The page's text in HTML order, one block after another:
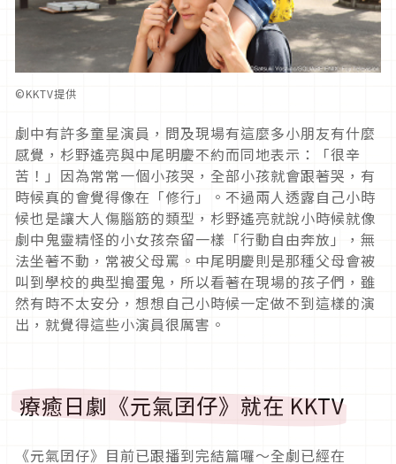
©︎KKTV提供
劇中有許多童星演員，問及現場有這麼多小朋友有什麼
感覺，杉野遙亮與中尾明慶不約而同地表示：「很辛
苦！」因為常常一個小孩哭，全部小孩就會跟著哭，有
時候真的會覺得像在「修行」。不過兩人透露自己小時
候也是讓大人傷腦筋的類型，杉野遙亮就說小時候就像
劇中鬼靈精怪的小女孩奈留一樣「行動自由奔放」，無
法坐著不動，常被父母罵。中尾明慶則是那種父母會被
叫到學校的典型搗蛋鬼，所以看著在現場的孩子們，雖
然有時不太安分，想想自己小時候一定做不到這樣的演
出，就覺得這些小演員很厲害。
療癒日劇《元氣囝仔》就在 KKTV
《元氣囝仔》目前已跟播到完結篇囉～全劇已經在